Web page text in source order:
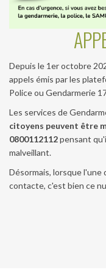
Depuis le 1er octobre
appels émis par les
Police ou Gendarmerie
Les services de
citoyens peuvent être
0800112112pensant
malveillant.
Désormais, lorsque l'une
contacte, c'est bien ce